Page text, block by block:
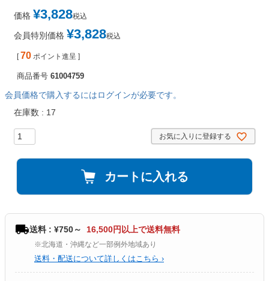
価格 ¥3,828税込
会員特別価格 ¥3,828税込
[ 70 ポイント進呈 ]
商品番号 61004759
会員価格で購入するにはログインが必要です。
在庫数
17
お気に入りに登録する
カートに入れる
送料 : ¥750～ 16,500円以上で送料無料
※北海道・沖縄など一部例外地域あり
送料・配送について詳しくはこちら ›